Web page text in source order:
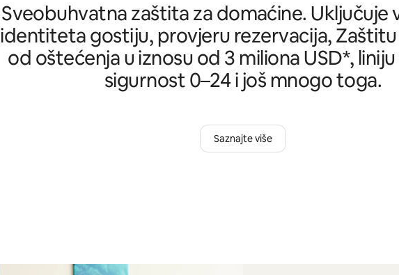
Sveobuhvatna zaštita za domaćine. Uključuje
identiteta gostiju, provjeru rezervacija,
od oštećenja u iznosu od 3 miliona USD*,
sigurnost 0–24 i još mnogo toga.
Saznajte više